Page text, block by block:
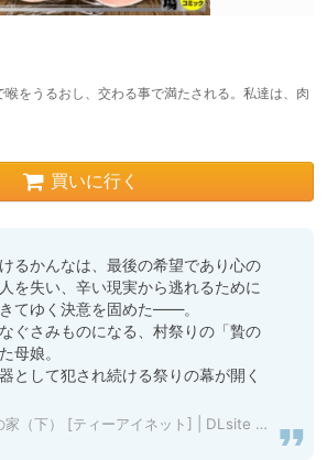
をうるおし、交わる事で満たされる。私達は、肉
買いに行く
るかんなは、最後の希望であり心の
を失い、辛い現実から逃れるために
てゆく決意を固めた――。
ぐさみものになる、村祭りの「贄の
母娘。
として犯され続ける祭りの幕が開く
下） [ティーアイネット] | DLsite 成年コミック - R18